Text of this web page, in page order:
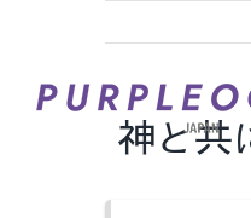
content
神と共